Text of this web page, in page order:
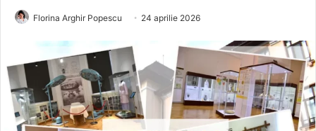
Florina Arghir Popescu 24 aprilie 2026